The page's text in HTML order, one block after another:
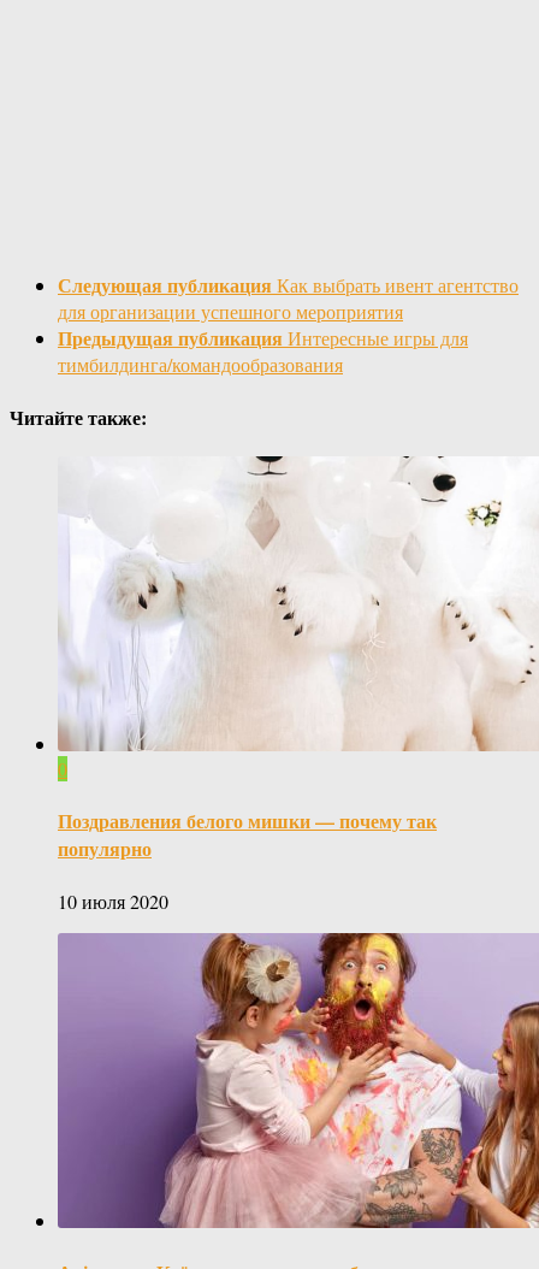
Следующая публикацияКак выбрать ивент агентство
для организации успешного мероприятия
Предыдущая публикацияИнтересные игры для
тимбилдинга/командообразования
Читайте также:
0
Поздравления белого мишки — почему так
популярно
10 июля 2020